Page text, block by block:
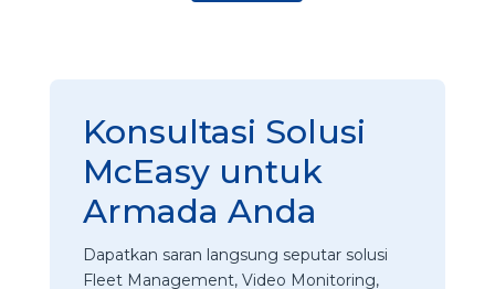
Konsultasi Solusi
McEasy untuk
Armada Anda
Dapatkan saran langsung seputar solusi
Fleet Management, Video Monitoring,